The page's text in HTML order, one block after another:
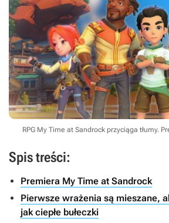
RPG My Time at Sandrock przyciąga tłumy.
Spis treści:
Premiera My Time at Sandrock
Pierwsze wrażenia są mieszane,
jak ciepłe bułeczki